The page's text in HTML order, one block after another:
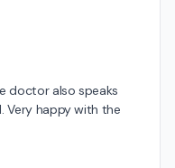
doctor also speaks
Very happy with the